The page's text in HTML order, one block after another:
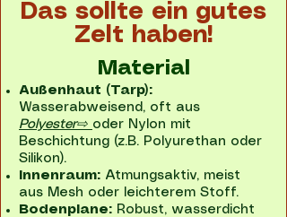
Das sollte ein gutes
Zelt haben!
Material​
Außenhaut (Tarp):
Wasserabweisend, oft aus
Polyester⇨ oder Nylon mit
Beschichtung (z.B. Polyurethan oder
Silikon).
Innenraum: Atmungsaktiv, meist
aus Mesh oder leichterem Stoff.
Bodenplane: Robust, wasserdicht